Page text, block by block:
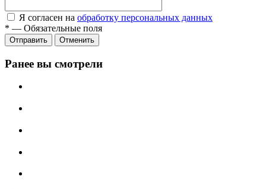
Я согласен на обработку персональных данных
* — Обязательные поля
Отправить Отменить
Ранее вы смотрели